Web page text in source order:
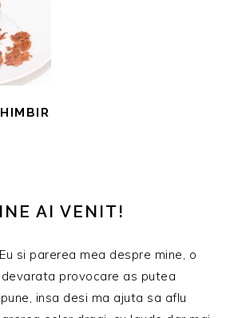
AI VENIT!
Eu si parerea mea despre mine, o
provocare as putea
insa desi ma ajuta sa aflu